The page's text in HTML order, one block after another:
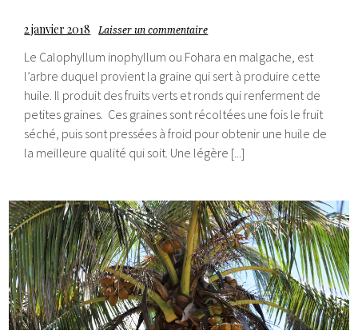
2 janvier 2018 Laisser un commentaire
Le Calophyllum inophyllum ou Fohara en malgache, est
l’arbre duquel provient la graine qui sert à produire cette
huile. Il produit des fruits verts et ronds qui renferment de
petites graines. Ces graines sont récoltées une fois le fruit
séché, puis sont pressées à froid pour obtenir une huile de
la meilleure qualité qui soit. Une légère [...]